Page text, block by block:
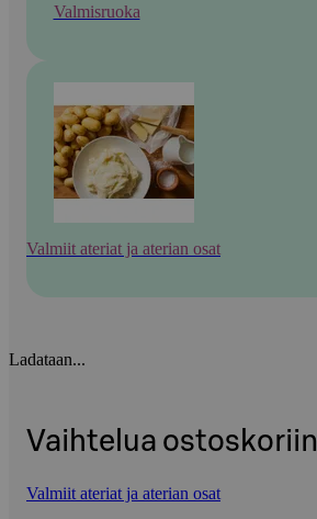
Valmisruoka
Valmiit ateriat ja aterian osat
Ladataan...
Vaihtelua ostoskoriin
Valmiit ateriat ja aterian osat